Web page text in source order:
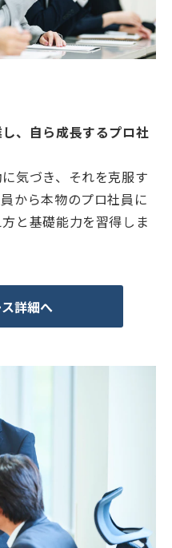
、自ら成長するプロ社
気づき、それを克服す
から本物のプロ社員に
と基礎能力を習得しま
詳細へ